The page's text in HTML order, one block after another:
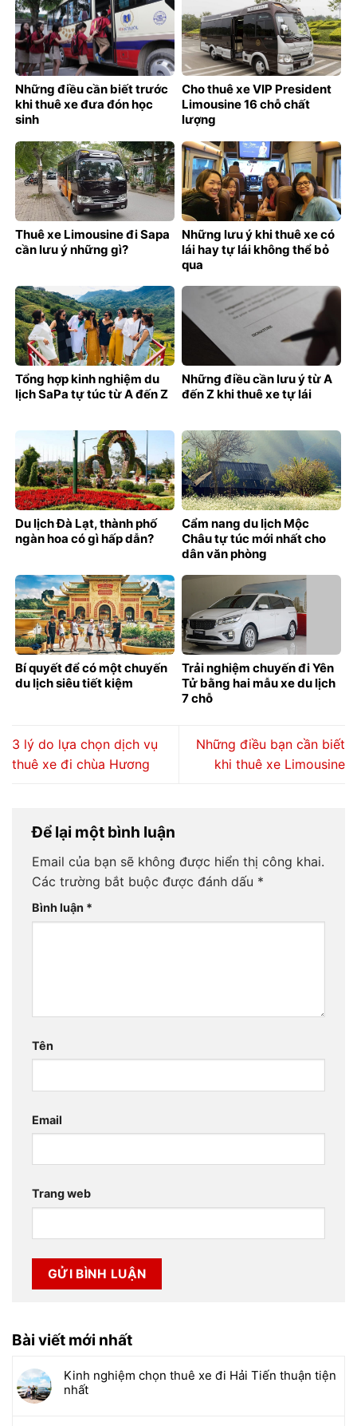
Những điều cần biết trước
khi thuê xe đưa đón học
sinh
Cho thuê xe VIP President
Limousine 16 chỗ chất
lượng
Thuê xe Limousine đi Sapa
cần lưu ý những gì?
Những lưu ý khi thuê xe có
lái hay tự lái không thể bỏ
qua
Tổng hợp kinh nghiệm du
lịch SaPa tự túc từ A đến Z
Những điều cần lưu ý từ A
đến Z khi thuê xe tự lái
Du lịch Đà Lạt, thành phố
ngàn hoa có gì hấp dẫn?
Cẩm nang du lịch Mộc
Châu tự túc mới nhất cho
dân văn phòng
Bí quyết để có một chuyến
du lịch siêu tiết kiệm
Trải nghiệm chuyến đi Yên
Tử bằng hai mẫu xe du lịch
7 chỗ
3 lý do lựa chọn dịch vụ
thuê xe đi chùa Hương
Những điều bạn cần biết
khi thuê xe Limousine
Để lại một bình luận
Email của bạn sẽ không được hiển thị công khai.
Các trường bắt buộc được đánh dấu *
Bình luận *
Tên
Email
Trang web
Bài viết mới nhất
Kinh nghiệm chọn thuê xe đi Hải Tiến thuận tiện
nhất